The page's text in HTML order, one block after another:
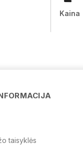
Kaina
taisyklės